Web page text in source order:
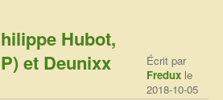
Hubot,
et Deunixx
Écrit par
Fredux le
2018-10-05